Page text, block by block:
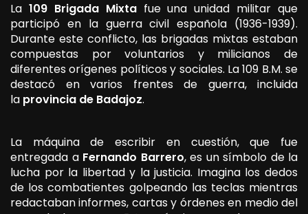
La 109 Brigada Mixtafue una unidad militar que
participó en la guerra civil española (1936-1939).
Durante este conflicto, las brigadas mixtas estaban
compuestas por voluntarios y milicianos de
diferentes orígenes políticos y sociales. La 109 B.M. se
destacó en varios frentes de guerra, incluida
la provincia de Badajoz.
La máquina de escribir en cuestión, que fue
entregada a Fernando Barrero, es un símbolo de la
lucha por la libertad y la justicia. Imagina los dedos
de los combatientes golpeando las teclas mientras
redactaban informes, cartas y órdenes en medio del